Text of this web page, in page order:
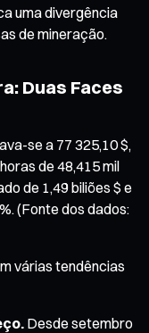
uma divergência
de mineração.
Duas Faces
se a 77 325,10 $,
de 48,415 mil
de 1,49 biliões $ e
(Fonte dos dados:
várias tendências
Desde setembro